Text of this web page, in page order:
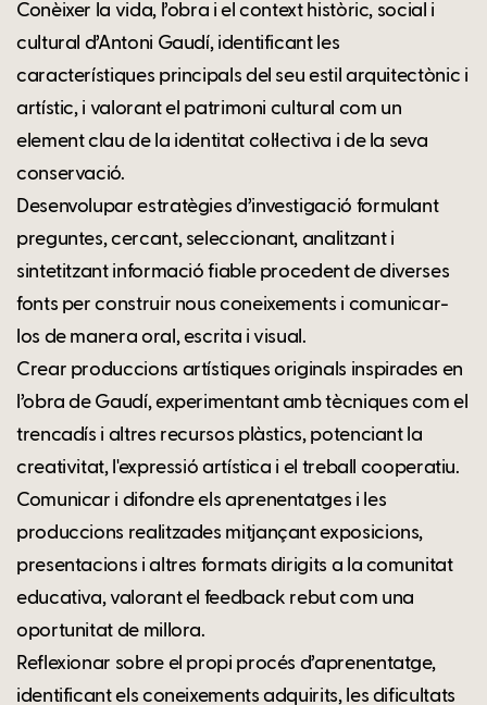
Conèixer la vida, l’obra i el context històric, social i
cultural d’Antoni Gaudí, identificant les
característiques principals del seu estil arquitectònic i
artístic, i valorant el patrimoni cultural com un
element clau de la identitat col·lectiva i de la seva
conservació.
Desenvolupar estratègies d’investigació formulant
preguntes, cercant, seleccionant, analitzant i
sintetitzant informació fiable procedent de diverses
fonts per construir nous coneixements i comunicar-
los de manera oral, escrita i visual.
Crear produccions artístiques originals inspirades en
l’obra de Gaudí, experimentant amb tècniques com el
trencadís i altres recursos plàstics, potenciant la
creativitat, l'expressió artística i el treball cooperatiu.
Comunicar i difondre els aprenentatges i les
produccions realitzades mitjançant exposicions,
presentacions i altres formats dirigits a la comunitat
educativa, valorant el feedback rebut com una
oportunitat de millora.
Reflexionar sobre el propi procés d’aprenentatge,
identificant els coneixements adquirits, les dificultats